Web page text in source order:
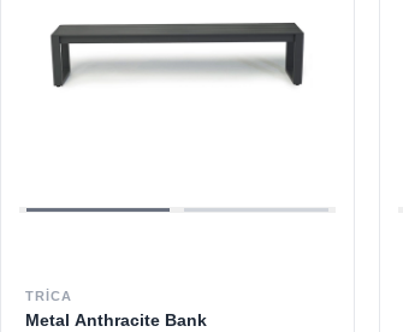
TRICA
Metal Anthracite Bank